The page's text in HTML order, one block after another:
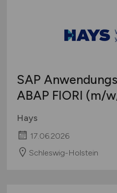
SAP
ABAP FIORI (m/
Hays
17.06.2026
Schleswig-Holstein